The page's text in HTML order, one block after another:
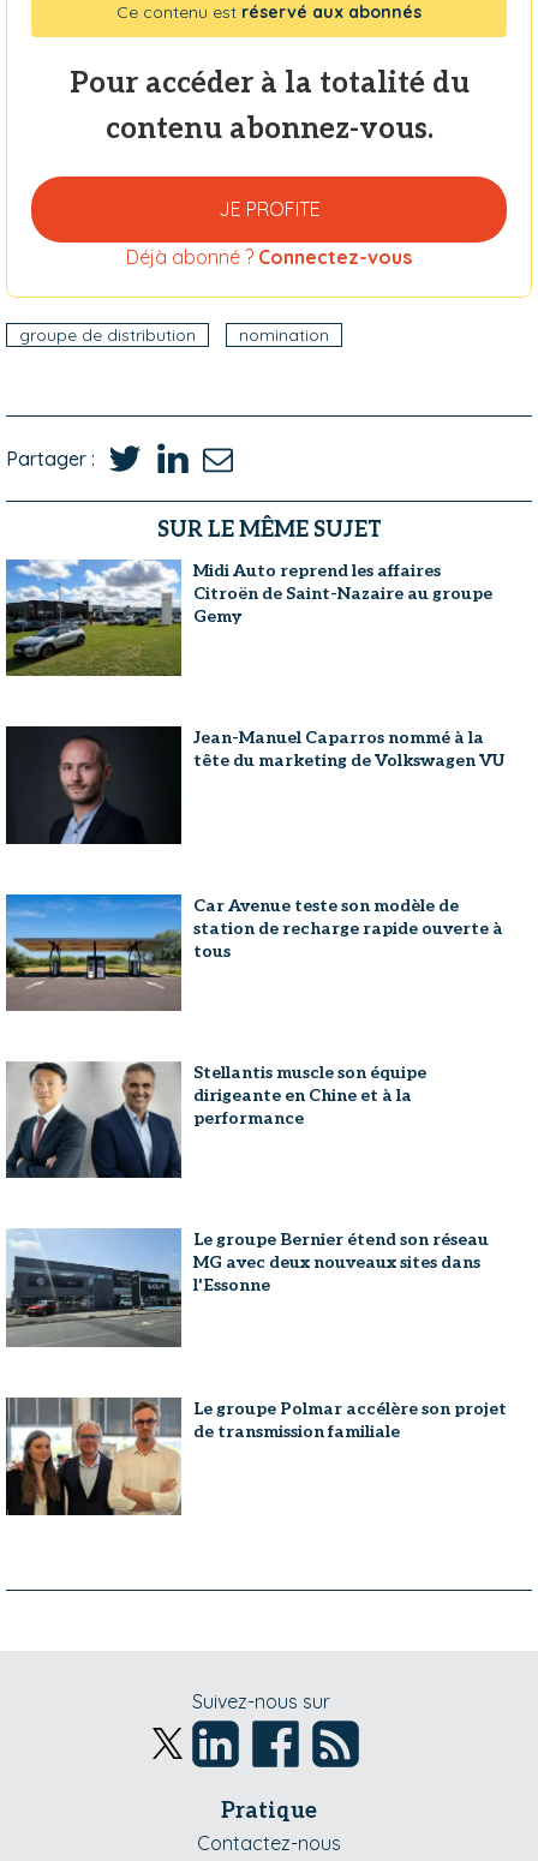
Ce contenu est réservé aux abonnés
Pour accéder à la totalité du
contenu abonnez-vous.
JE PROFITE
Déjà abonné ? Connectez-vous
groupe de distribution nomination
Partager :
SUR LE MÊME SUJET
Midi Auto reprend les affaires
Citroën de Saint-Nazaire au groupe
Gemy
Jean-Manuel Caparros nommé à la
tête du marketing de Volkswagen VU
Car Avenue teste son modèle de
station de recharge rapide ouverte à
tous
Stellantis muscle son équipe
dirigeante en Chine et à la
performance
Le groupe Bernier étend son réseau
MG avec deux nouveaux sites dans
l'Essonne
Le groupe Polmar accélère son projet
de transmission familiale
Suivez-nous sur
Pratique
Contactez-nous